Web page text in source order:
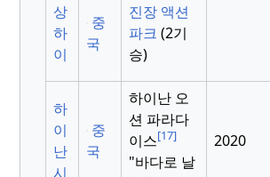
상
하
이
중
국
진장 액션
파크 (2기
승)
하
이
난
시
중
국
하이난 오
션 파라다
이스[17]
"바다로 날
2020